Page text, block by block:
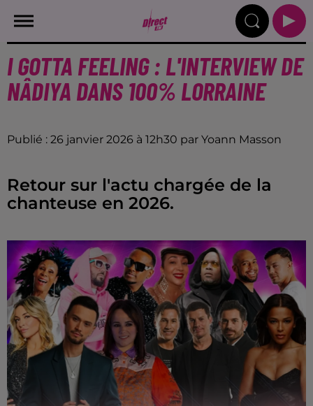
I GOTTA FEELING : L'INTERVIEW DE
NÂDIYA DANS 100% LORRAINE
Publié : 26 janvier 2026 à 12h30 par Yoann Masson
Retour sur l'actu chargée de la
chanteuse en 2026.